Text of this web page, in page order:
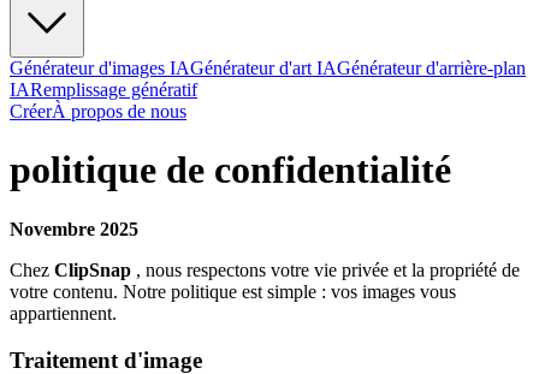
Générateur d'images IAGénérateur d'art IAGénérateur d'arrière-plan
IARemplissage génératif
CréerÀ propos de nous
politique de confidentialité
Novembre 2025
Chez ClipSnap , nous respectons votre vie privée et la propriété de
votre contenu. Notre politique est simple : vos images vous
appartiennent.
Traitement d'image